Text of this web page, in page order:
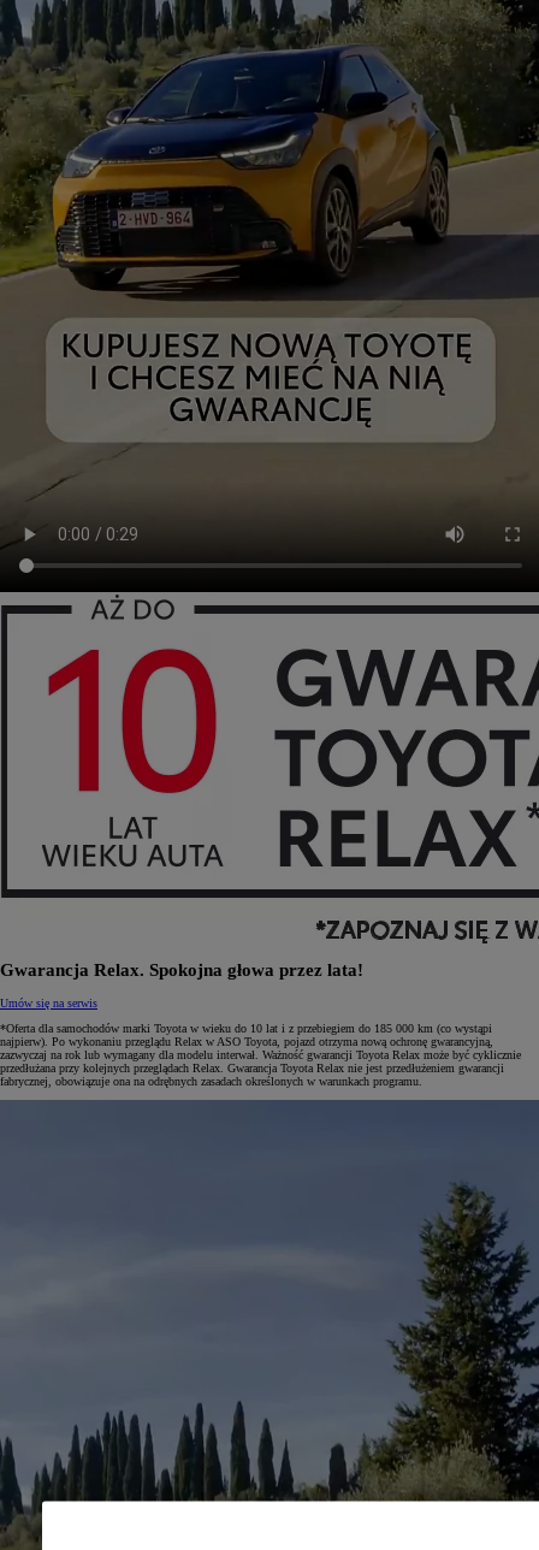
Gwarancja Relax. Spokojna głowa przez lata!
Umów się na serwis
*Oferta dla samochodów marki Toyota w wieku do 10 lat i z przebiegiem do 185 000 km (co wystąpi
najpierw). Po wykonaniu przeglądu Relax w ASO Toyota, pojazd otrzyma nową ochronę gwarancyjną,
zazwyczaj na rok lub wymagany dla modelu interwał. Ważność gwarancji Toyota Relax może być cyklicznie
przedłużana przy kolejnych przeglądach Relax. Gwarancja Toyota Relax nie jest przedłużeniem gwarancji
fabrycznej, obowiązuje ona na odrębnych zasadach określonych w warunkach programu.